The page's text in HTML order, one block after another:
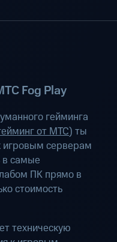
Fog Play
гейминга
от МТС) ты
серверам
в самые
ПК прямо в
стоимость
техническую